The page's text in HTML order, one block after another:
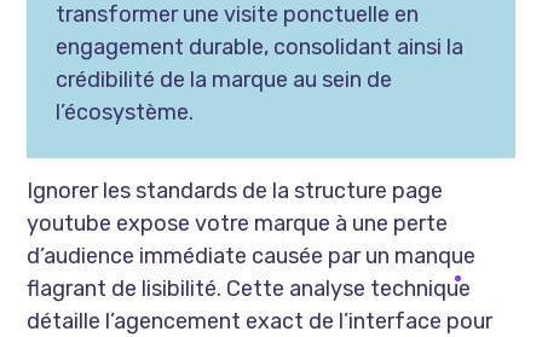
transformer une visite ponctuelle en
engagement durable, consolidant ainsi la
crédibilité de la marque au sein de
l’écosystème.
Ignorer les standards de la structure page
youtube expose votre marque à une perte
d’audience immédiate causée par un manque
flagrant de lisibilité. Cette analyse technique
détaille l’agencement exact de l’interface pour